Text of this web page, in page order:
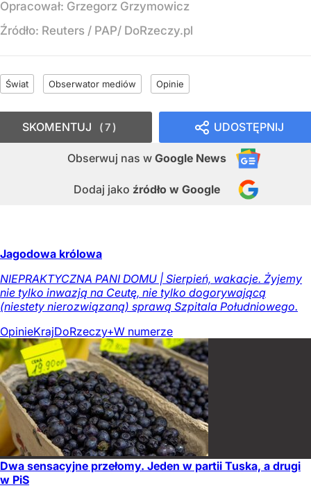
Opracował: Grzegorz Grzymowicz
Źródło: Reuters / PAP/ DoRzeczy.pl
Świat Obserwator mediów Opinie
UDOSTĘPNIJ
Obserwuj nas w Google News
Dodaj jako źródło w Google
SKOMENTUJ 7
Jagodowa królowa
NIEPRAKTYCZNA PANI DOMU | Sierpień, wakacje. Żyjemy
nie tylko inwazją na Ceutę, nie tylko dogorywającą
(niestety nierozwiązaną) sprawą Szpitala Południowego.
OpinieKrajDoRzeczy+W numerze
Dwa sensacyjne przełomy. Jeden w partii Tuska, a drugi
w PiS